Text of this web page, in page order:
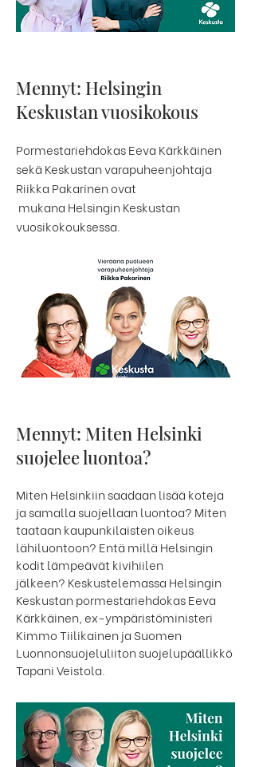
Mennyt: Helsingin
Keskustan vuosikokous
Pormestariehdokas Eeva Kärkkäinen
sekä Keskustan varapuheenjohtaja
Riikka Pakarinen ovat
mukana Helsingin Keskustan
vuosikokouksessa.
Mennyt: Miten Helsinki
suojelee luontoa?
Miten Helsinkiin saadaan lisää koteja
ja samalla suojellaan luontoa? Miten
taataan kaupunkilaisten oikeus
lähiluontoon? Entä millä Helsingin
kodit lämpeävät kivihiilen
jälkeen? Keskustelemassa Helsingin
Keskustan pormestariehdokas Eeva
Kärkkäinen, ex-ympäristöministeri
Kimmo Tiilikainen ja Suomen
Luonnonsuojeluliiton suojelupäällikkö
Tapani Veistola.